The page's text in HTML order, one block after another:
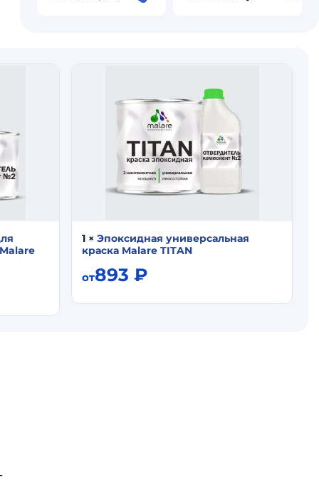
1× Эпоксидная универсальная
краска Malare TITAN
от893 ₽